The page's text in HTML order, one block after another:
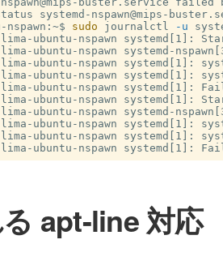
nspawn:~$
sudo journalctl -u
lima-ubuntu-nspawn systemd[1]:
lima-ubuntu-nspawn systemd-
lima-ubuntu-nspawn systemd[1]:
lima-ubuntu-nspawn systemd[1]:
lima-ubuntu-nspawn systemd[1]:
lima-ubuntu-nspawn systemd[1]:
lima-ubuntu-nspawn systemd-
lima-ubuntu-nspawn systemd[1]:
lima-ubuntu-nspawn systemd[1]:
apt-line 対応